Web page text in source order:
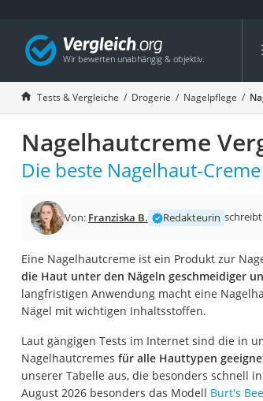
Tests & Vergleiche Drogerie Nagelpflege
Nagelhautcreme
Die beste Nagelhaut-
Von: Franziska B. Redakteurin
Eine Nagelhautcreme ist ein Produkt zur
die Haut unter den Nägeln geschmeidiger
langfristigen Anwendung macht eine
Nägel mit wichtigen Inhaltsstoffen.
Laut gängigen Tests im Internet sind die in
Nagelhautcremes für alle Hauttypen
unserer Tabelle aus, die besonders schnell
August 2026 besonders das Modell Burt's